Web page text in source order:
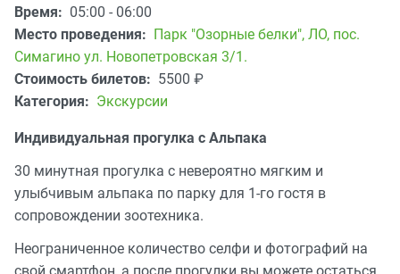
Время: 05:00 - 06:00
Место проведения:
Парк "Озорные белки", ЛО, пос.
Симагино ул. Новопетровская 3/1.
Стоимость билетов: 5500 ₽
Категория: Экскурсии
Индивидуальная прогулка с Альпака
30 минутная прогулка с невероятно мягким и
улыбчивым альпака по парку для 1-го гостя в
сопровождении зоотехника.
Неограниченное количество селфи и фотографий на